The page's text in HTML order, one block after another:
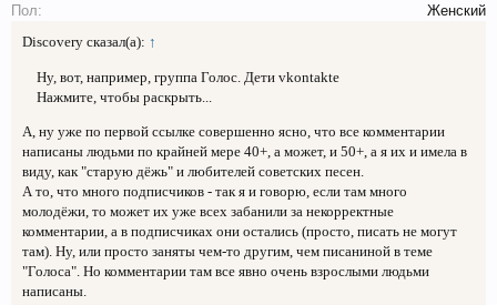
Пол:
Женский
Discovery сказал(а): ↑
Ну, вот, например, группа Голос. Дети vkontakte
Нажмите, чтобы раскрыть...
А, ну уже по первой ссылке совершенно ясно, что все комментарии
написаны людьми по крайней мере 40+, а может, и 50+, а я их и имела в
виду, как "старую дёжь" и любителей советских песен.
А то, что много подписчиков - так я и говорю, если там много
молодёжи, то может их уже всех забанили за некорректные
комментарии, а в подписчиках они остались (просто, писать не могут
там). Ну, или просто заняты чем-то другим, чем писаниной в теме
"Голоса". Но комментарии там все явно очень взрослыми людьми
написаны.